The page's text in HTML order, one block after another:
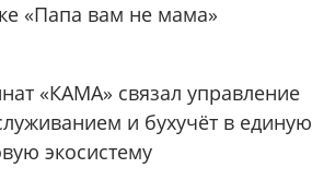
«Папа вам не мама»
«КАМА» связал управление
и бухучёт в единую
экосистему